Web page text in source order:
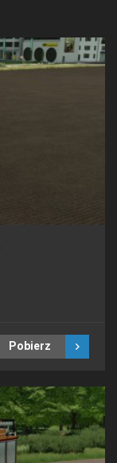
Pobierz